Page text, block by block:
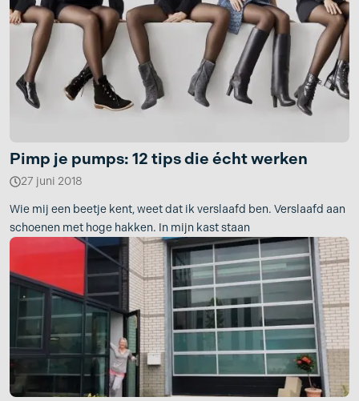
Pimp je pumps: 12 tips die écht werken
27 juni 2018
Wie mij een beetje kent, weet dat ik verslaafd ben. Verslaafd aan
schoenen met hoge hakken. In mijn kast staan